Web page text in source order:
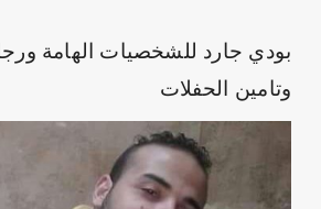
بودي جارد للشخصيات الهامة
وتامين الحفلات